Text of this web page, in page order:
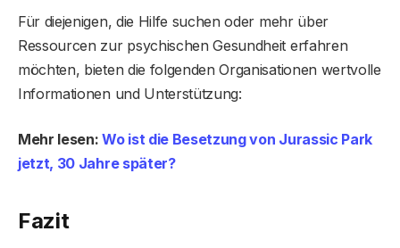
Für diejenigen, die Hilfe suchen oder mehr über
Ressourcen zur psychischen Gesundheit erfahren
möchten, bieten die folgenden Organisationen wertvolle
Informationen und Unterstützung:
Mehr lesen:Wo ist die Besetzung von Jurassic Park
jetzt, 30 Jahre später?
Fazit